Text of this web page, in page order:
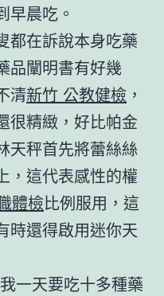
早晨吃。
都在訴說本身吃藥
品闡明書有好幾
清新竹 公教健檢 ，
很精緻，好比帕金
天秤首先將蕾絲絲
，這代表感性的權
體檢比例服用，這
時還得啟用迷你天
一天要吃十多種藥